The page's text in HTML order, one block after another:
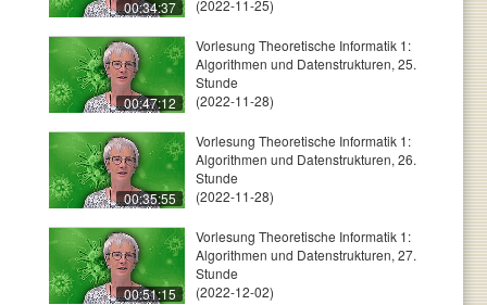
00:34:37
(2022-11-25)
00:47:12
Vorlesung Theoretische Informatik 1:
Algorithmen und Datenstrukturen, 25.
Stunde
(2022-11-28)
00:35:55
Vorlesung Theoretische Informatik 1:
Algorithmen und Datenstrukturen, 26.
Stunde
(2022-11-28)
00:51:15
Vorlesung Theoretische Informatik 1:
Algorithmen und Datenstrukturen, 27.
Stunde
(2022-12-02)